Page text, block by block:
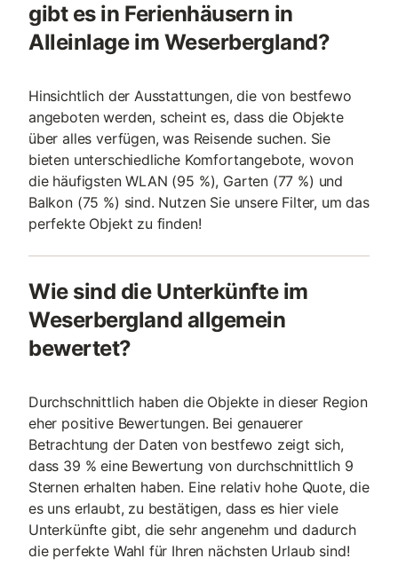
gibt es in Ferienhäusern in
Alleinlage im Weserbergland?
Hinsichtlich der Ausstattungen, die von bestfewo
angeboten werden, scheint es, dass die Objekte
über alles verfügen, was Reisende suchen. Sie
bieten unterschiedliche Komfortangebote, wovon
die häufigsten WLAN (95 %), Garten (77 %) und
Balkon (75 %) sind. Nutzen Sie unsere Filter, um das
perfekte Objekt zu finden!
Wie sind die Unterkünfte im
Weserbergland allgemein
bewertet?
Durchschnittlich haben die Objekte in dieser Region
eher positive Bewertungen. Bei genauerer
Betrachtung der Daten von bestfewo zeigt sich,
dass 39 % eine Bewertung von durchschnittlich 9
Sternen erhalten haben. Eine relativ hohe Quote, die
es uns erlaubt, zu bestätigen, dass es hier viele
Unterkünfte gibt, die sehr angenehm und dadurch
die perfekte Wahl für Ihren nächsten Urlaub sind!